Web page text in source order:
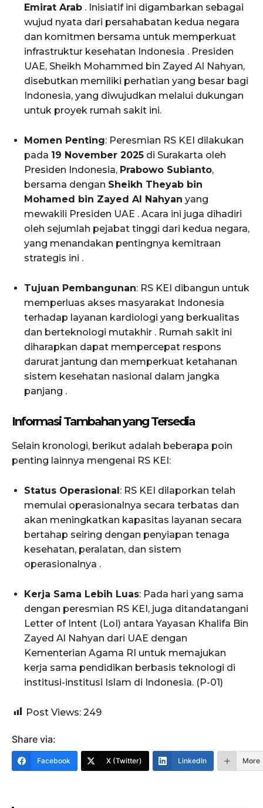
Emirat Arab . Inisiatif ini digambarkan sebagai
wujud nyata dari persahabatan kedua negara
dan komitmen bersama untuk memperkuat
infrastruktur kesehatan Indonesia . Presiden
UAE, Sheikh Mohammed bin Zayed Al Nahyan,
disebutkan memiliki perhatian yang besar bagi
Indonesia, yang diwujudkan melalui dukungan
untuk proyek rumah sakit ini.
Momen Penting: Peresmian RS KEI dilakukan
pada 19 November 2025 di Surakarta oleh
Presiden Indonesia, Prabowo Subianto,
bersama dengan Sheikh Theyab bin
Mohamed bin Zayed Al Nahyan yang
mewakili Presiden UAE . Acara ini juga dihadiri
oleh sejumlah pejabat tinggi dari kedua negara,
yang menandakan pentingnya kemitraan
strategis ini .
Tujuan Pembangunan: RS KEI dibangun untuk
memperluas akses masyarakat Indonesia
terhadap layanan kardiologi yang berkualitas
dan berteknologi mutakhir . Rumah sakit ini
diharapkan dapat mempercepat respons
darurat jantung dan memperkuat ketahanan
sistem kesehatan nasional dalam jangka
panjang .
Informasi Tambahan yang Tersedia
Selain kronologi, berikut adalah beberapa poin
penting lainnya mengenai RS KEI:
Status Operasional: RS KEI dilaporkan telah
memulai operasionalnya secara terbatas dan
akan meningkatkan kapasitas layanan secara
bertahap seiring dengan penyiapan tenaga
kesehatan, peralatan, dan sistem
operasionalnya .
Kerja Sama Lebih Luas: Pada hari yang sama
dengan peresmian RS KEI, juga ditandatangani
Letter of Intent (LoI) antara Yayasan Khalifa Bin
Zayed Al Nahyan dari UAE dengan
Kementerian Agama RI untuk memajukan
kerja sama pendidikan berbasis teknologi di
institusi-institusi Islam di Indonesia. (P-01)
Post Views: 249
Share via:
Facebook X (Twitter) LinkedIn More